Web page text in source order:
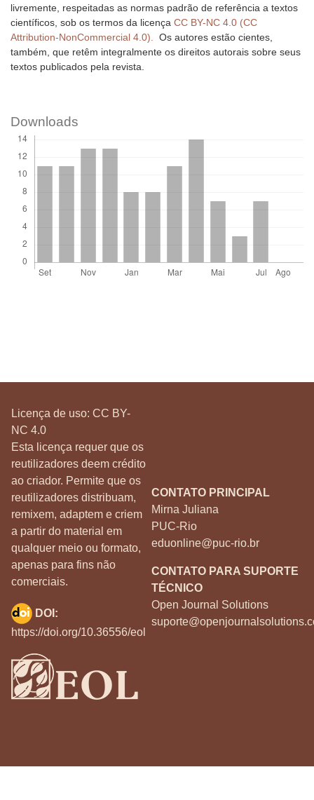
livremente, respeitadas as normas padrão de referência a textos
científicos, sob os termos da licença CC BY-NC 4.0 (CC
Attribution-NonCommercial 4.0). Os autores estão cientes,
também, que retêm integralmente os direitos autorais sobre seus
textos publicados pela revista.
Downloads
Licença de uso: CC BY-
NC 4.0
Esta licença requer que os
reutilizadores deem crédito
ao criador. Permite que os
reutilizadores distribuam,
remixem, adaptem e criem
a partir do material em
qualquer meio ou formato,
apenas para fins não
comerciais.
CONTATO PRINCIPAL
Mirna Juliana
PUC-Rio
eduonline@puc-rio.br
CONTATO PARA SUPORTE
TÉCNICO
Open Journal Solutions
DOI:
https://doi.org/10.36556/eol